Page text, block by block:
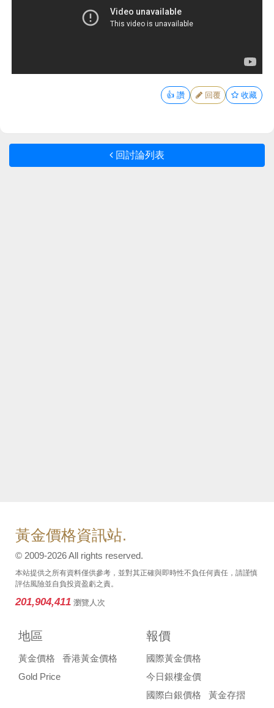
👍 讚 回覆 收藏
回討論列表
黃金價格資訊站.
© 2009-2026 All rights reserved.
本站提供之所有資料僅供參考，並對其正確與即時性不負任何責任，請謹慎
評估風險並自負投資盈虧之責。
201,904,411 瀏覽人次
地區
黃金價格
香港黃金價格
Gold Price
報價
國際黃金價格
今日銀樓金價
國際白銀價格
黃金存摺